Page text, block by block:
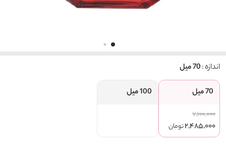
اندازه :70 میل
70 میل
۷,۱۰۰,۰۰۰
۲,۴۸۵,۰۰۰تومان
100 میل